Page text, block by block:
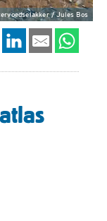
/ Jules Bos